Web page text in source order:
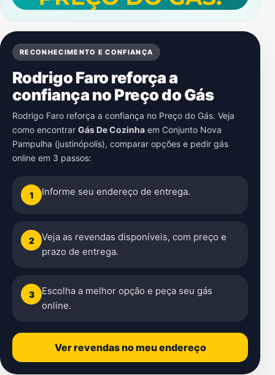
RECONHECIMENTO E CONFIANÇA
Rodrigo Faro reforça a
confiança no Preço do Gás
Rodrigo Faro reforça a confiança no Preço do Gás. Veja
como encontrar Gás De Cozinha em Conjunto Nova
Pampulha (justinópolis), comparar opções e pedir gás
online em 3 passos:
1 Informe seu endereço de entrega.
2
Veja as revendas disponíveis, com preço e
prazo de entrega.
3
Escolha a melhor opção e peça seu gás
online.
Ver revendas no meu endereço